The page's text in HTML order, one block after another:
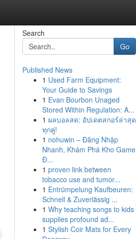
Search
Go
Published News
1 Used Farm Equipment:
Your Guide to Savings
1 Evan Bourbon Unaged
Stored Within Regulation: A...
1 ผลบอลสด: อัปเดตสกอร์ล่าสุด
ทุกคู่!
1 nohuwin – Đăng Nhập
Nhanh, Khám Phá Kho Game
Đ...
1 proven link between
tobacco use and tumor...
1 Entrümpelung Kaufbeuren:
Schnell & Zuverlässig ...
1 Why teaching songs to kids
supplies profound ad...
1 Stylish Coir Mats for Every